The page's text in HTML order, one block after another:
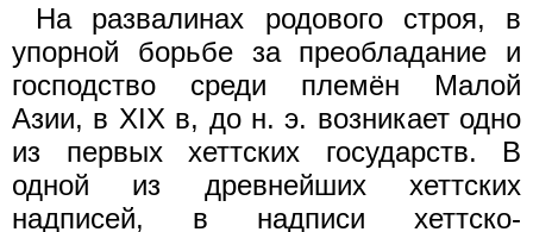
На развалинах родового строя, в
упорной борьбе за преобладание и
господство среди племён Малой
Азии, в XIX в, до н. э. возникает одно
из первых хеттских государств. В
одной из древнейших хеттских
надписей, в надписи хеттско-